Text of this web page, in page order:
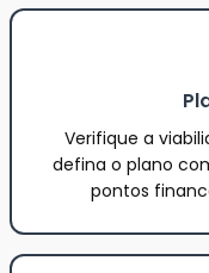
Verifique a
defina o plano
pontos